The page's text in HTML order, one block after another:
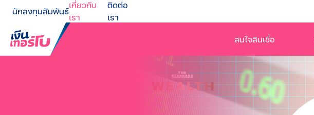
นักลงทุนสัมพันธ์
เกี่ยวกับ
เรา
ติดต่อ
เรา
สนใจสินเชื่อ